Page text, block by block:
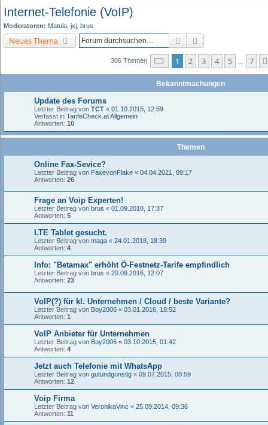
Internet-Telefonie (VoIP)
Moderatoren: Matula jxj brus
Neues Thema Suche
305 Themen Seite von
1 2 3 4 5 7
Bekanntmachungen
Update des Forums
Letzter Beitrag von TCT « 01.10.2015, 12:59
Verfasst in TarifeCheck.at Allgemein
Antworten: 10
Themen
Online Fax-Sevice?
Letzter Beitrag von FaxevonFlake « 04.04.2021, 09:17
Antworten: 26
Frage an Voip Experten!
Letzter Beitrag von brus « 01.09.2018, 17:37
Antworten: 5
LTE Tablet gesucht.
Letzter Beitrag von maga « 24.01.2018, 18:39
Antworten: 4
Info: "Betamax" erhöht Ö-Festnetz-Tarife empfindlich
Letzter Beitrag von brus « 20.09.2016, 12:07
Antworten: 23
VoIP(?) für kl. Unternehmen / Cloud / beste Variante?
Letzter Beitrag von Boy2006 « 03.01.2016, 18:52
Antworten: 1
VoIP Anbieter für Unternehmen
Letzter Beitrag von Boy2006 « 03.10.2015, 01:42
Antworten: 4
Jetzt auch Telefonie mit WhatsApp
Letzter Beitrag von gutundgünstig « 09.07.2015, 08:59
Antworten: 12
Voip Firma
Letzter Beitrag von VeronikaVinc « 25.09.2014, 09:36
Antworten: 11